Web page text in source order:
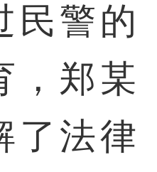
警的
，郑某
了法律